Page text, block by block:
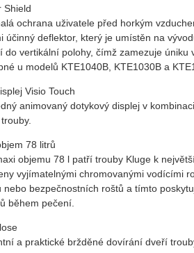
Shield
ochrana uživatele před horkým
účinný deflektor, který je umístěn na
do vertikální polohy, čímž zamezuje
u modelů KTE1040B, KTE1030B a
Visio Touch
animovaný dotykový displej v
78 litrů
objemu 78 l patří trouby Kluge k
vyjímatelnými chromovanými vodícími
nebo bezpečnostních roštů a tímto
během pečení.
a praktické bržděné dovírání dveří